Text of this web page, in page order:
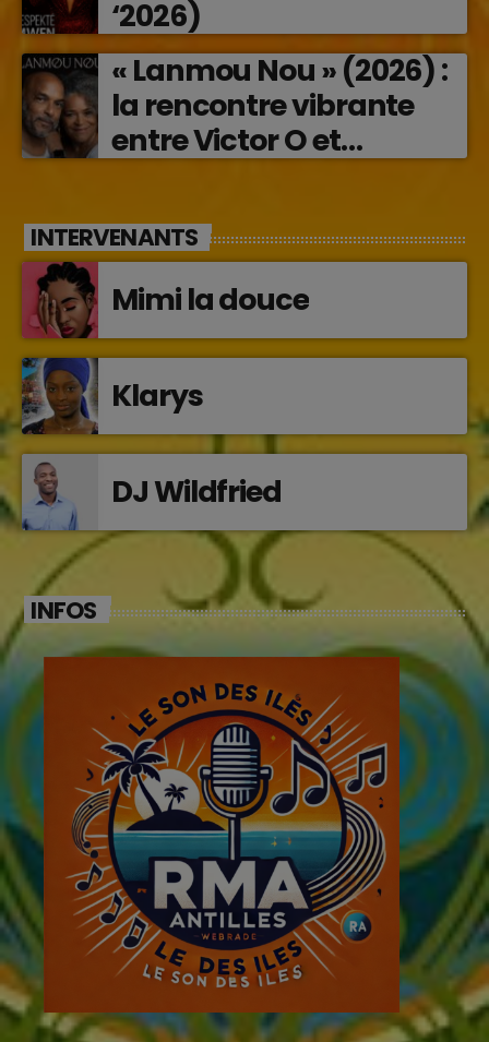
‘2026)
« Lanmou Nou » (2026) :
la rencontre vibrante
entre Victor O et
INTERVENANTS
Mimi la douce
Klarys
DJ Wildfried
INFOS